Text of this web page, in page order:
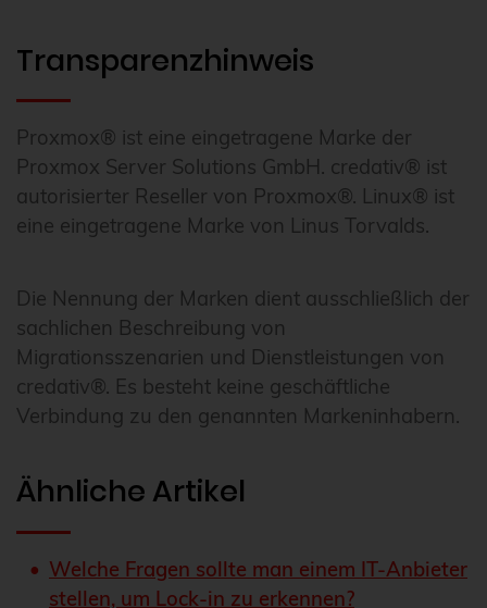
Transparenzhinweis
Proxmox® ist eine eingetragene Marke der
Proxmox Server Solutions GmbH. credativ® ist
autorisierter Reseller von Proxmox®. Linux® ist
eine eingetragene Marke von Linus Torvalds.
Die Nennung der Marken dient ausschließlich der
sachlichen Beschreibung von
Migrationsszenarien und Dienstleistungen von
credativ®. Es besteht keine geschäftliche
Verbindung zu den genannten Markeninhabern.
Ähnliche Artikel
Welche Fragen sollte man einem IT-Anbieter
stellen, um Lock-in zu erkennen?